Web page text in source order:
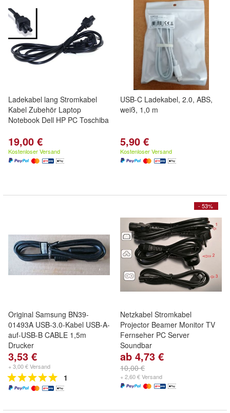
Ladekabel lang Stromkabel
Kabel Zubehör Laptop
Notebook Dell HP PC Toschiba
19,00 €
Kostenloser Versand
USB-C Ladekabel, 2.0, ABS,
weiß, 1,0 m
5,90 €
Kostenloser Versand
Original Samsung BN39-
01493A USB-3.0-Kabel USB-A-
auf-USB-B CABLE 1,5m
Drucker
3,53 €
+ 3,00 € Versand
1
- 53%
Netzkabel Stromkabel
Projector Beamer Monitor TV
Fernseher PC Server
Soundbar
ab 4,73 €
10,00 €
+ 2,60 € Versand